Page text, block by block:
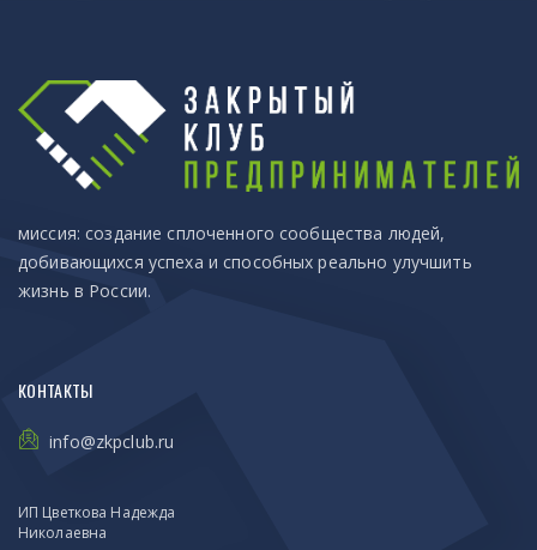
миссия: создание сплоченного сообщества людей,
добивающихся успеха и способных реально улучшить
жизнь в России.
КОНТАКТЫ
info@zkpclub.ru
ИП Цветкова Надежда
Николаевна